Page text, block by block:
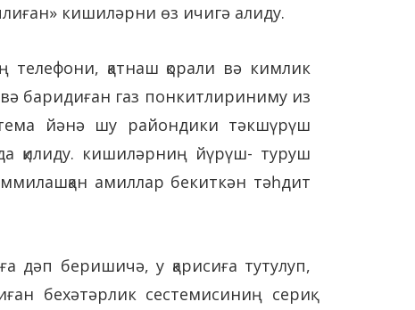
кишиләрни өз ичигә алиду.
қатнаш қорали вә кимлик
баридиған газ понкитлириниму из
йәнә шу райондики тәкшүрүш
қилиду. кишиләрниң йүрүш- туруш
амиллар бекиткән тәһдит
дәп беришичә, у қарисиға тутулуп,
бехәтәрлик сестемисиниң сериқ